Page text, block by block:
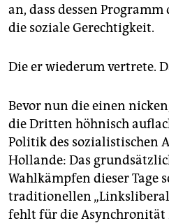
an, dass dessen
die soziale Gerechtigkeit.
Die er wiederum vertrete.
Bevor nun die einen
die Dritten höhnisch
Politik des sozialistischen
Hollande: Das
Wahlkämpfen dieser Tage
tradi­tionellen
fehlt für die Asynchronität